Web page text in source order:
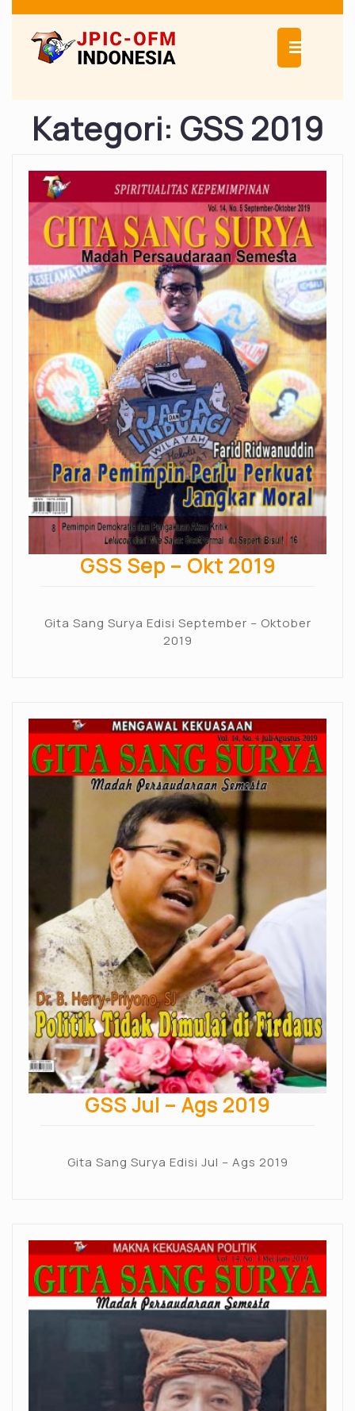
content
Kategori: GSS 2019
GSS Sep – Okt 2019
Gita Sang Surya Edisi September – Oktober
2019
GSS Jul – Ags 2019
Gita Sang Surya Edisi Jul – Ags 2019